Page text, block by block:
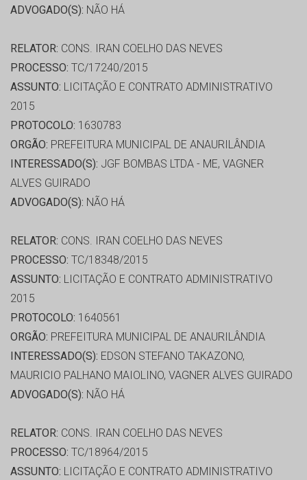
ADVOGADO(S): NÃO HÁ
RELATOR: CONS. IRAN COELHO DAS NEVES
PROCESSO: TC/17240/2015
ASSUNTO: LICITAÇÃO E CONTRATO ADMINISTRATIVO
2015
PROTOCOLO: 1630783
ORGÃO: PREFEITURA MUNICIPAL DE ANAURILÂNDIA
INTERESSADO(S): JGF BOMBAS LTDA - ME, VAGNER
ALVES GUIRADO
ADVOGADO(S): NÃO HÁ
RELATOR: CONS. IRAN COELHO DAS NEVES
PROCESSO: TC/18348/2015
ASSUNTO: LICITAÇÃO E CONTRATO ADMINISTRATIVO
2015
PROTOCOLO: 1640561
ORGÃO: PREFEITURA MUNICIPAL DE ANAURILÂNDIA
INTERESSADO(S): EDSON STEFANO TAKAZONO,
MAURICIO PALHANO MAIOLINO, VAGNER ALVES GUIRADO
ADVOGADO(S): NÃO HÁ
RELATOR: CONS. IRAN COELHO DAS NEVES
PROCESSO: TC/18964/2015
ASSUNTO: LICITAÇÃO E CONTRATO ADMINISTRATIVO